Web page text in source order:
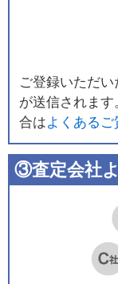
ご登録いただ
が送信されま
合はよくあるご
③査定会社